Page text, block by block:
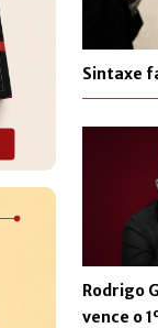
Sintaxe
Rodrigo
vence o